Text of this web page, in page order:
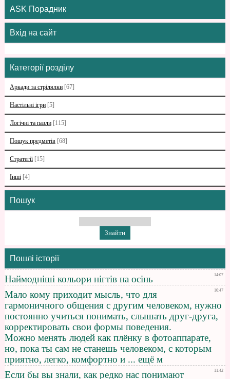
ASK Порадник
Вхід на сайт
Категорії розділу
Аркади та стрілялки [67]
Настільні ігри [5]
Логічні та пазли [115]
Пошук предметів [68]
Стратегії [15]
Інші [4]
Пошук
Пошлі історії